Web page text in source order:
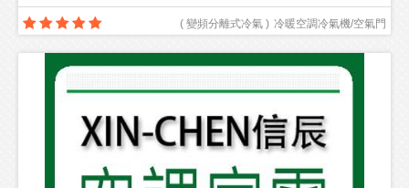
冷暖空調冷氣機/空氣門
( 變頻分離式冷氣 )